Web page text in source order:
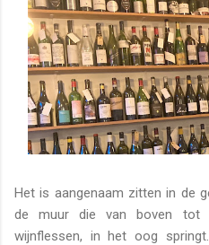
Het is aangenaam zitten in de
de muur die van boven tot
wijnflessen, in het oog